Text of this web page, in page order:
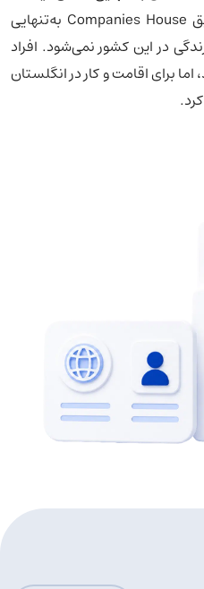
ثبت شرکت در انگلستان از طریق Companies House به‌تنهایی
در این کشور نمی‌شود. افراد
برای اقامت و کار در انگلستان